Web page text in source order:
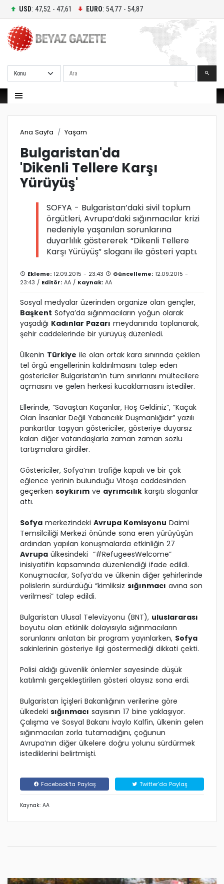
USD: 47,52 - 47,61 EURO: 54,77 - 54,87
Ara
Ana Sayfa Yaşam
Bulgaristan'da
'Dikenli Tellere Karşı
Yürüyüş'
SOFYA - Bulgaristan’daki sivil toplum
örgütleri, Avrupa’daki sığınmacılar krizi
nedeniyle yaşanılan sorunlarına
duyarlılık göstererek “Dikenli Tellere
Karşı Yürüyüş” sloganı ile gösteri yaptı.
Ekleme: 12.09.2015 - 23:43 Güncelleme: 12.09.2015 -
23:43 / Editör: AA / Kaynak: AA
Sosyal medyalar üzerinden organize olan gençler,
Başkent Sofya’da sığınmacıların yoğun olarak
yaşadığı Kadınlar Pazarı meydanında toplanarak,
şehir caddelerinde bir yürüyüş düzenledi.
Ülkenin Türkiye ile olan ortak kara sınırında çekilen
tel örgü engellerinin kaldırılmasını talep eden
göstericiler Bulgaristan’ın tüm sınırlarını mültecilere
açmasını ve gelen herkesi kucaklamasını istediler.
Ellerinde, “Savaştan Kaçanlar, Hoş Geldiniz”, “Kaçak
Olan İnsanlar Değil Yabancılık Düşmanlığıdır” yazılı
pankartlar taşıyan göstericiler, gösteriye duyarsız
kalan diğer vatandaşlarla zaman zaman sözlü
tartışmalara girdiler.
Göstericiler, Sofya’nın trafiğe kapalı ve bir çok
eğlence yerinin bulunduğu Vitoşa caddesinden
geçerken soykırım ve ayrımcılık karşıtı sloganlar
attı.
Sofya merkezindeki Avrupa Komisyonu Daimi
Temsilciliği Merkezi önünde sona eren yürüyüşün
ardından yapılan konuşmalarda etkinliğin 27
Avrupa ülkesindeki “#RefugeesWelcome”
inisiyatifin kapsamında düzenlendiği ifade edildi.
Konuşmacılar, Sofya’da ve ülkenin diğer şehirlerinde
polislerin sürdürdüğü “kimliksiz sığınmacı avına son
verilmesi” talep edildi.
Bulgaristan Ulusal Televizyonu (BNT), uluslararası
boyutu olan etkinlik dolayısıyla sığınmacıların
sorunlarını anlatan bir program yayınlarken, Sofya
sakinlerinin gösteriye ilgi göstermediği dikkati çekti.
Polisi aldığı güvenlik önlemler sayesinde düşük
katılımlı gerçekleştirilen gösteri olaysız sona erdi.
Bulgaristan İçişleri Bakanlığının verilerine göre
ülkedeki sığınmacı sayısının 17 bine yaklaşıyor.
Çalışma ve Sosyal Bakanı İvaylo Kalfin, ülkenin gelen
sığınmacıları zorla tutamadığını, çoğunun
Avrupa’nın diğer ülkelere doğru yolunu sürdürmek
istediklerini belirtmişti.
Facebook'ta Paylaş Twitter'da Paylaş
Kaynak: AA